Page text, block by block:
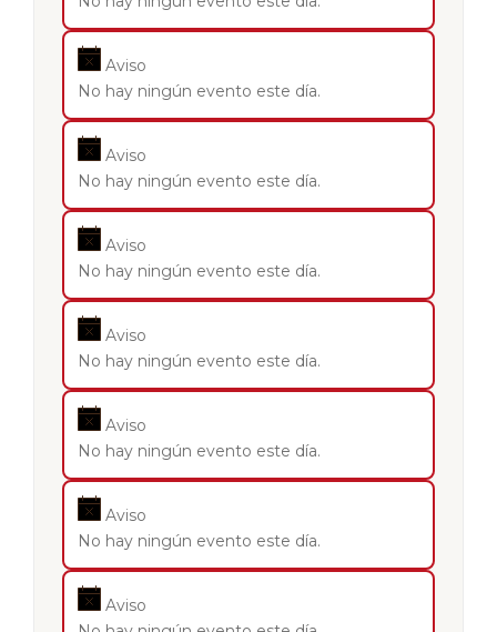
Aviso
No hay ningún evento este día.
Aviso
No hay ningún evento este día.
Aviso
No hay ningún evento este día.
Aviso
No hay ningún evento este día.
Aviso
No hay ningún evento este día.
Aviso
No hay ningún evento este día.
Aviso